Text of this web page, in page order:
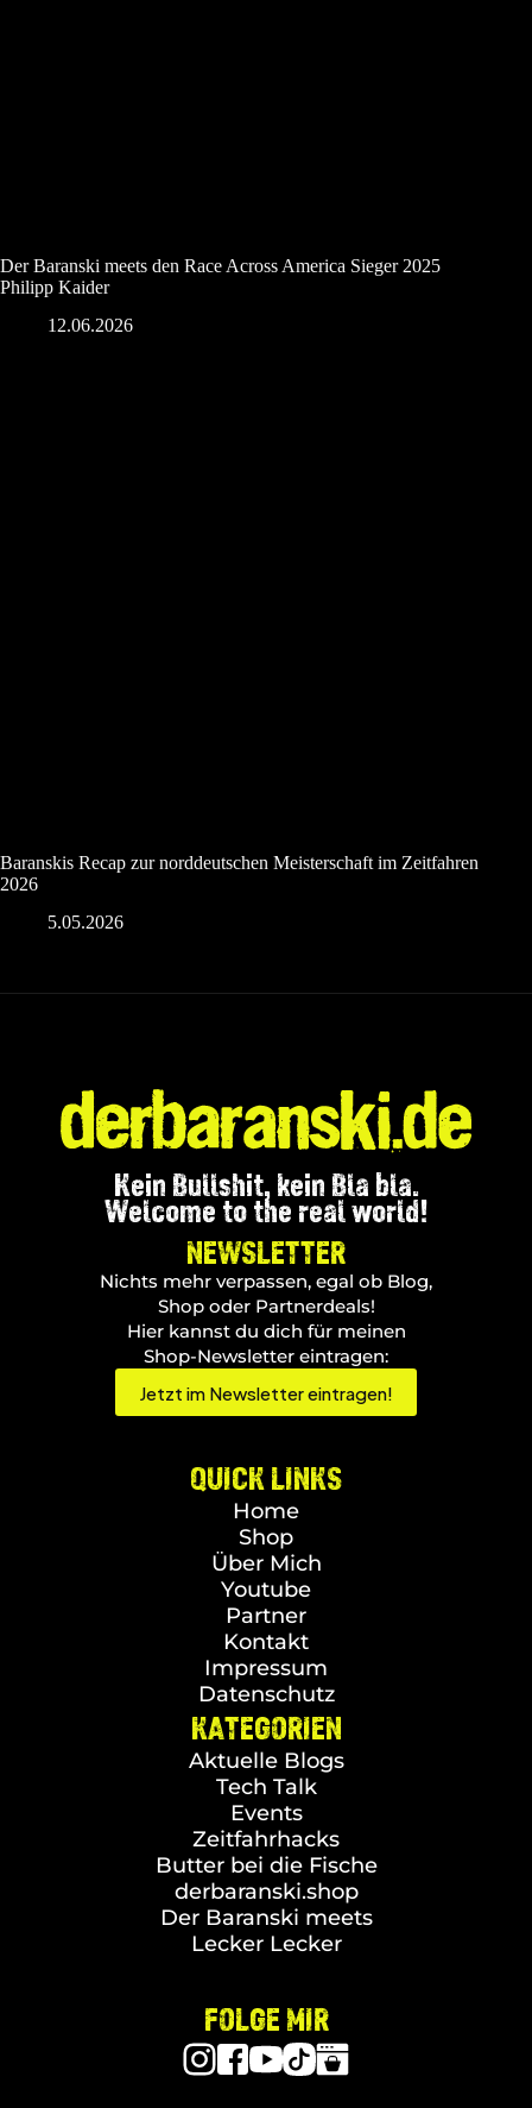
Der Baranski meets den Race Across America Sieger 2025
Philipp Kaider
12.06.2026
Baranskis Recap zur norddeutschen Meisterschaft im Zeitfahren
2026
5.05.2026
Kein Bullshit, kein Bla bla.
Welcome to the real world!
NEWSLETTER
Nichts mehr verpassen, egal ob Blog,
Shop oder Partnerdeals!
Hier kannst du dich für meinen
Shop-Newsletter eintragen:
Jetzt im Newsletter eintragen!
QUICK LINKS
Home
Shop
Über Mich
Youtube
Partner
Kontakt
Impressum
Datenschutz
KATEGORIEN
Aktuelle Blogs
Tech Talk
Events
Zeitfahrhacks
Butter bei die Fische
derbaranski.shop
Der Baranski meets
Lecker Lecker
FOLGE MIR